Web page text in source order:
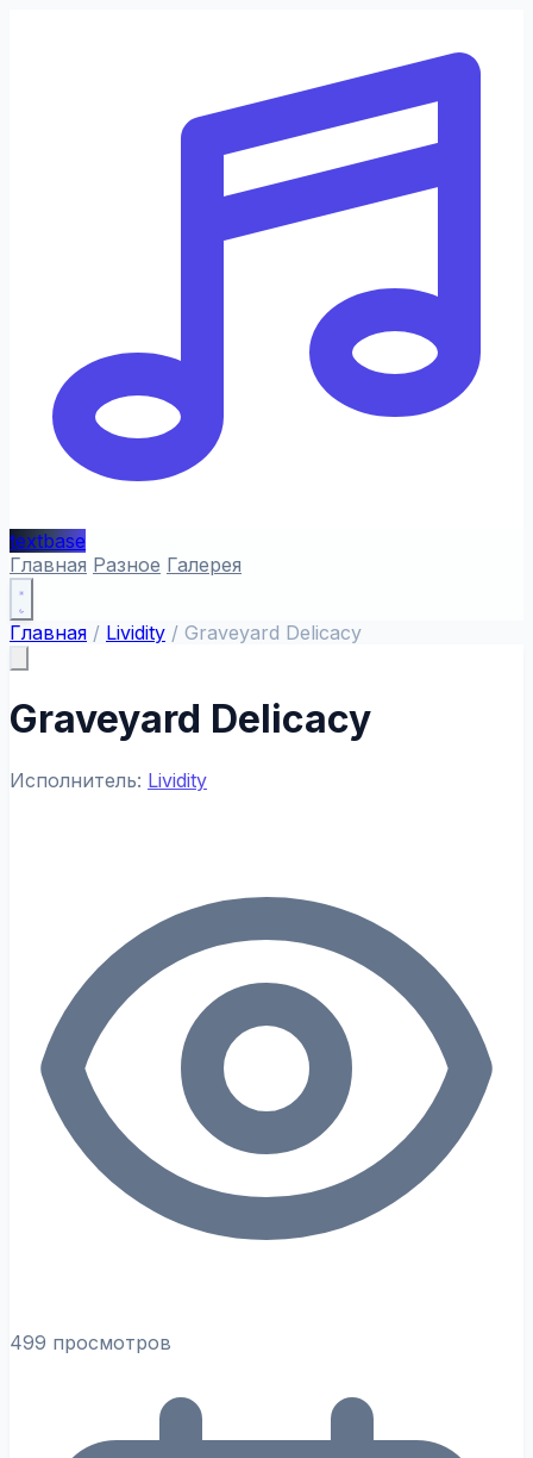
textbase
Главная Разное Галерея
Главная / Lividity / Graveyard Delicacy
Graveyard Delicacy
Исполнитель: Lividity
499 просмотров